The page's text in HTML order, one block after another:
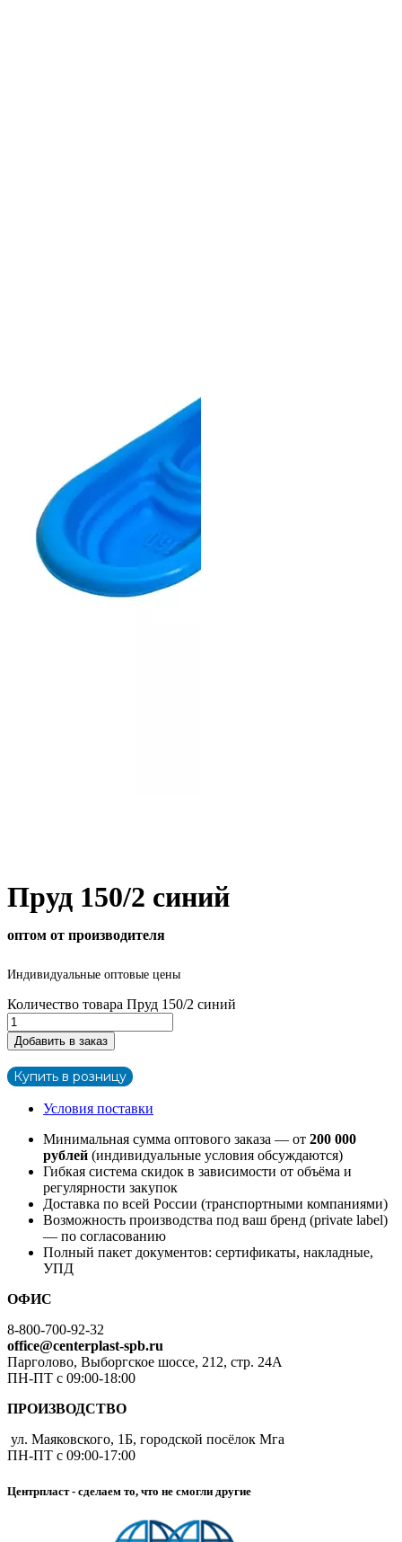
Пруд 150/2 синий
оптом от производителя
Индивидуальные оптовые цены
Количество товара Пруд 150/2 синий
Добавить в заказ
Купить в розницу
Условия поставки
Минимальная сумма оптового заказа — от 200 000
рублей (индивидуальные условия обсуждаются)
Гибкая система скидок в зависимости от объёма и
регулярности закупок
Доставка по всей России (транспортными компаниями)
Возможность производства под ваш бренд (private label)
— по согласованию
Полный пакет документов: сертификаты, накладные,
УПД
ОФИС
8-800-700-92-32
office@centerplast-spb.ru
Парголово, Выборгское шоссе, 212, стр. 24А
ПН-ПТ с 09:00-18:00
ПРОИЗВОДСТВО
ул. Маяковского, 1Б, городской посёлок Мга
ПН-ПТ с 09:00-17:00
Центрпласт - сделаем то, что не смогли другие